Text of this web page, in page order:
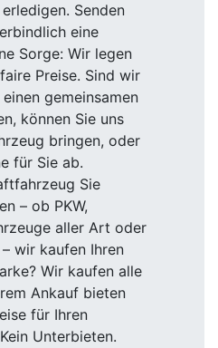
Senden
eine
Sorge: Wir legen
Preise. Sind wir
gemeinsamen
können Sie uns
bringen, oder
für Sie ab.
Sie
– ob PKW,
aller Art oder
wir kaufen Ihren
Wir kaufen alle
Ankauf bieten
für Ihren
Unterbieten.